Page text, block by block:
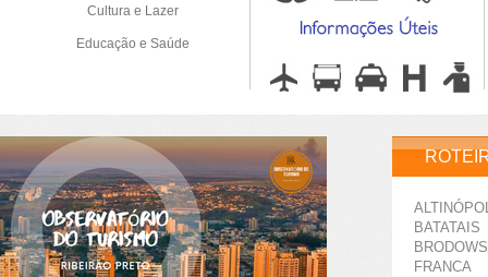
Cultura e Lazer
Educação e Saúde
BATATAIS
FRANCA